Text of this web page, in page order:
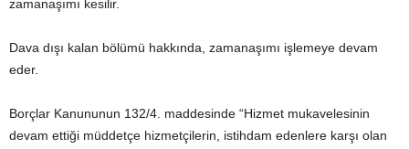
zamanaşımı kesilir.
Dava dışı kalan bölümü hakkında, zamanaşımı işlemeye devam
eder.
Borçlar Kanununun 132/4. maddesinde “Hizmet mukavelesinin
devam ettiği müddetçe hizmetçilerin, istihdam edenlere karşı olan